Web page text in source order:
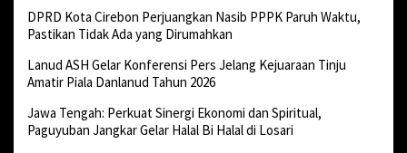
DPRD Kota Cirebon Perjuangkan Nasib PPPK Paruh Waktu,
Pastikan Tidak Ada yang Dirumahkan
Lanud ASH Gelar Konferensi Pers Jelang Kejuaraan Tinju
Amatir Piala Danlanud Tahun 2026
Jawa Tengah: Perkuat Sinergi Ekonomi dan Spiritual,
Paguyuban Jangkar Gelar Halal Bi Halal di Losari